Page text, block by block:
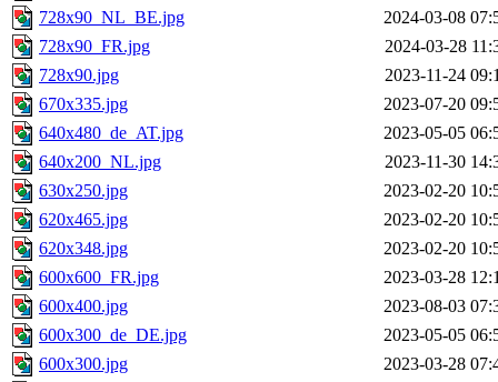
728x90_NL_BE.jpg
2024-03-08
728x90_FR.jpg
2024-03-28
728x90.jpg
2023-11-24
670x335.jpg
2023-07-20
640x480_de_AT.jpg
2023-05-05
640x200_NL.jpg
2023-11-30
630x250.jpg
2023-02-20
620x465.jpg
2023-02-20
620x348.jpg
2023-02-20
600x600_FR.jpg
2023-03-28
600x400.jpg
2023-08-03
600x300_de_DE.jpg
2023-05-05
600x300.jpg
2023-03-28